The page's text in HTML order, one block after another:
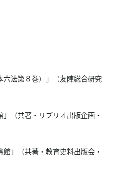
六法第８巻）」（友陣総合研究
」（共著・リブリオ出版企画・
館」（共著・教育史料出版会・